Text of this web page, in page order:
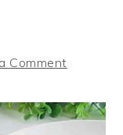
Comment